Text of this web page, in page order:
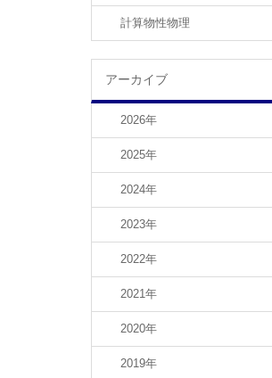
計算物性物理
アーカイブ
2026年
2025年
2024年
2023年
2022年
2021年
2020年
2019年